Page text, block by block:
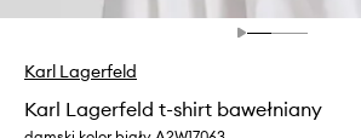
Karl Lagerfeld
Karl Lagerfeld t-shirt bawełniany